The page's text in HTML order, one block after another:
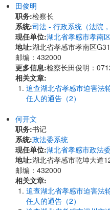
田俊明
职务:检察长
系统:司法 - 行政系统（法院
现任单位:湖北省孝感市孝南
地址:湖北省孝感市孝南区
邮编：432000
更多信息:检察长田俊明：
相关文章:
追查湖北省孝感市迫害法
任人的通告（2）
何开文
职务:书记
系统:政法委系统
现任单位:湖北省孝感市政法
地址:湖北省孝感市乾坤大道
邮编：432000
相关文章:
追查湖北省孝感市迫害法
任人的通告（2）